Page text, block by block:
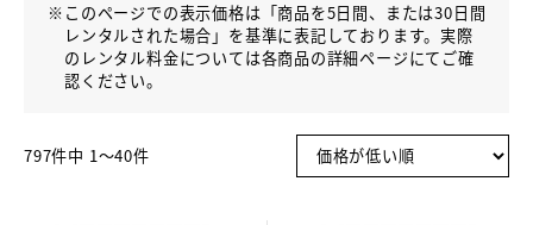
※ このページでの表示価格は「商品を5日間、または30日間
レンタルされた場合」を基準に表記しております。実際
のレンタル料金については各商品の詳細ページにてご確
認ください。
797件中 1〜40件